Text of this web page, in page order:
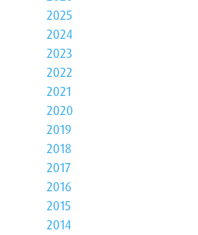
2025
2024
2023
2022
2021
2020
2019
2018
2017
2016
2015
2014